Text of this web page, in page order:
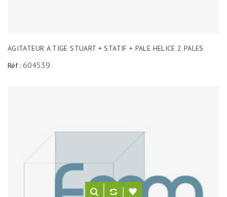
AGITATEUR A TIGE STUART + STATIF + PALE HELICE 2 PALES
Réf : 604539